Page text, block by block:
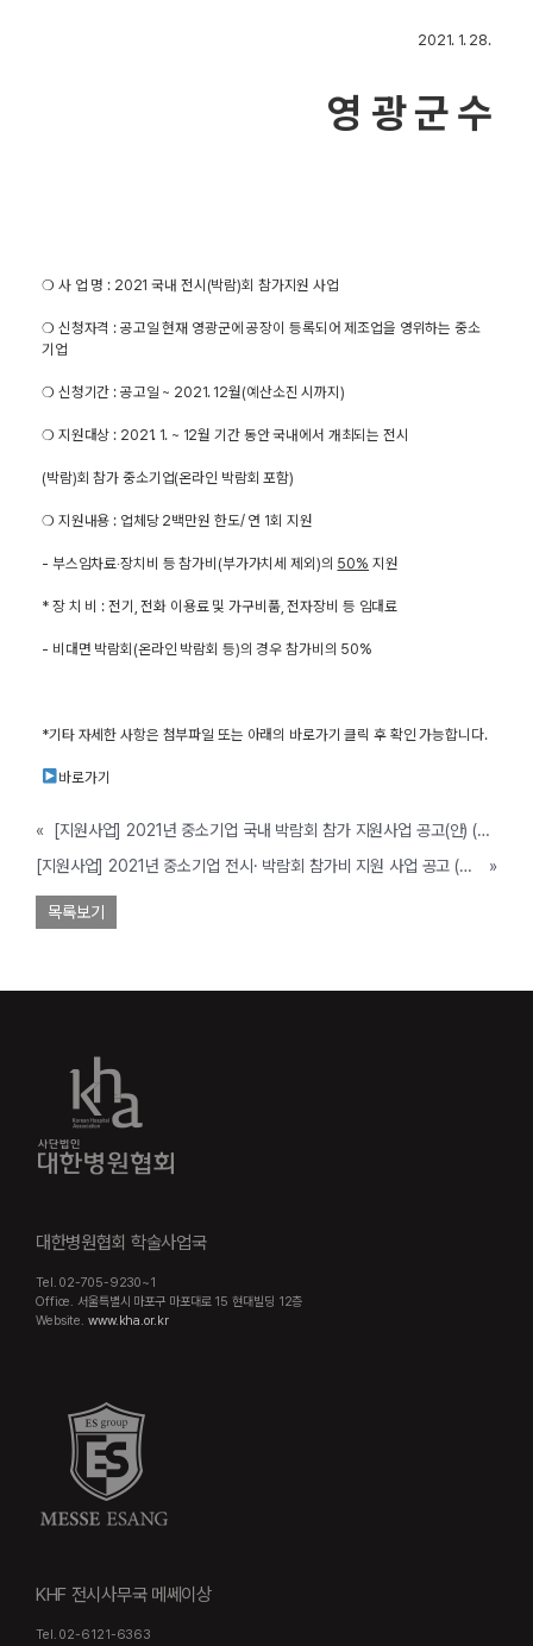
2021. 1. 28.
영 광 군 수
❍ 사 업 명 : 2021 국내 전시(박람)회 참가지원 사업
❍ 신청자격 : 공고일 현재 영광군에 공장이 등록되어 제조업을 영위하는 중소
기업
❍ 신청기간 : 공고일 ~ 2021. 12월(예산소진 시까지)
❍ 지원대상 : 2021. 1. ~ 12월 기간 동안 국내에서 개최되는 전시
(박람)회 참가 중소기업(온라인 박람회 포함)
❍ 지원내용 : 업체당 2백만원 한도/ 연 1회 지원
- 부스임차료‧장치비 등 참가비(부가가치세 제외)의 50% 지원
* 장 치 비 : 전기, 전화 이용료 및 가구비품, 전자장비 등 임대료
- 비대면 박람회(온라인 박람회 등)의 경우 참가비의 50%
*기타 자세한 사항은 첨부파일 또는 아래의 바로가기 클릭 후 확인 가능합니다.
바로가기
«
[지원사업] 2021년 중소기업 국내 박람회 참가 지원사업 공고(안) (보성군, ~예산 소진시까지)
[지원사업] 2021년 중소기업 전시· 박람회 참가비 지원 사업 공고 (논산시, ~사업비 소진시까지)
»
목록보기
대한병원협회 학술사업국
Tel. 02-705-9230~1
Office. 서울특별시 마포구 마포대로 15 현대빌딩 12층
Website.www.kha.or.kr
KHF 전시사무국 메쎄이상
Tel. 02-6121-6363